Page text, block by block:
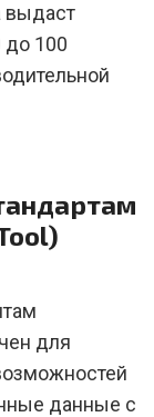
выдаст
до 100
для
данные с